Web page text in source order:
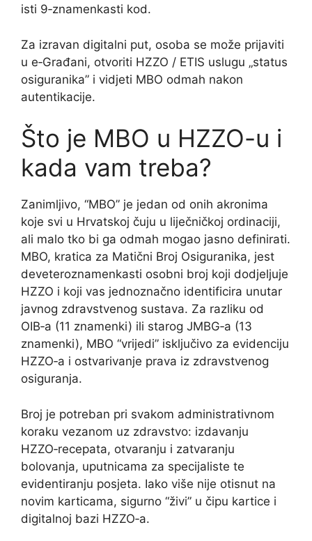
isti 9‑znamenkasti kod.
Za izravan digitalni put, osoba se može prijaviti
u e‑Građani, otvoriti HZZO / ETIS uslugu „status
osiguranika” i vidjeti MBO odmah nakon
autentikacije.
Što je MBO u HZZO-u i
kada vam treba?
Zanimljivo, “MBO” je jedan od onih akronima
koje svi u Hrvatskoj čuju u liječničkoj ordinaciji,
ali malo tko bi ga odmah mogao jasno definirati.
MBO, kratica za Matični Broj Osiguranika, jest
deveteroznamenkasti osobni broj koji dodjeljuje
HZZO i koji vas jednoznačno identificira unutar
javnog zdravstvenog sustava. Za razliku od
OIB‑a (11 znamenki) ili starog JMBG‑a (13
znamenki), MBO “vrijedi” isključivo za evidenciju
HZZO‑a i ostvarivanje prava iz zdravstvenog
osiguranja.
Broj je potreban pri svakom administrativnom
koraku vezanom uz zdravstvo: izdavanju
HZZO‑recepata, otvaranju i zatvaranju
bolovanja, uputnicama za specijaliste te
evidentiranju posjeta. Iako više nije otisnut na
novim karticama, sigurno “živi” u čipu kartice i
digitalnoj bazi HZZO‑a.